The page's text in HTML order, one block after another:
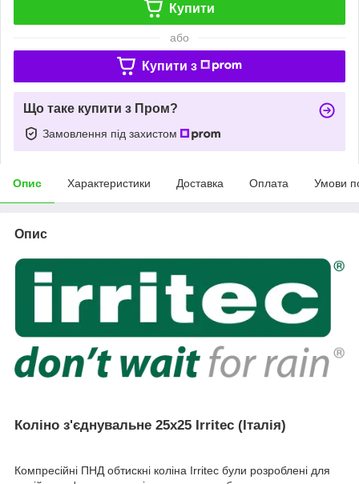
Купити
або
Купити з
Що таке купити з Пром?
Замовлення під захистом
Опис Характеристики Доставка Оплата Умови
Опис
Коліно з'єднувальне 25х25 Irritec (Італія)
Компресійні ПНД обтискні коліна Irritec були розроблені для